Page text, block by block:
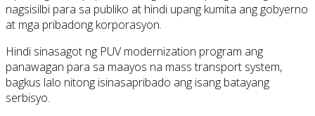
nagsisilbi para sa publiko at hindi upang kumita ang gobyerno
at mga pribadong korporasyon.
Hindi sinasagot ng PUV modernization program ang
panawagan para sa maayos na mass transport system,
bagkus lalo nitong isinasapribado ang isang batayang
serbisyo.